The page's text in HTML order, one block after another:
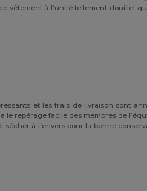
vêtement à l’unité tellement douillet
et les frais de livraison sont
le repérage facile des membres de
à l’envers pour la bonne